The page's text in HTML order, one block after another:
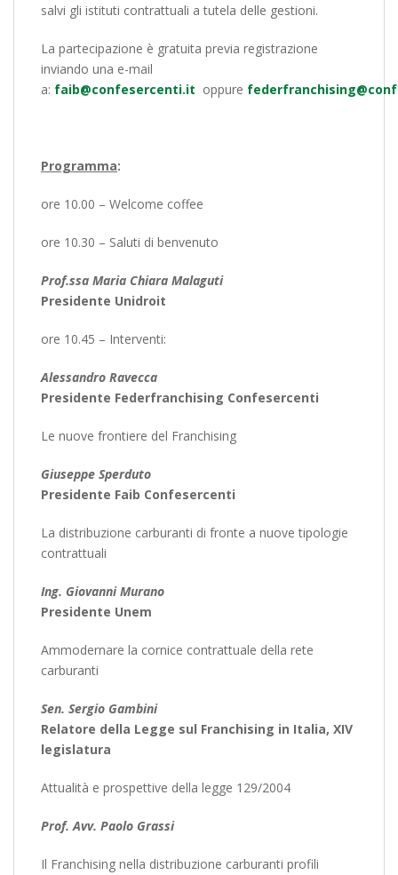
salvi gli istituti contrattuali a tutela delle gestioni.
La partecipazione è gratuita previa registrazione
inviando una e-mail
a: faib@confesercenti.it oppure
Programma:
ore 10.00 – Welcome coffee
ore 10.30 – Saluti di benvenuto
Prof.ssa Maria Chiara Malaguti
Presidente Unidroit
ore 10.45 – Interventi:
Alessandro Ravecca
Presidente Federfranchising Confesercenti
Le nuove frontiere del Franchising
Giuseppe Sperduto
Presidente Faib Confesercenti
La distribuzione carburanti di fronte a nuove tipologie
contrattuali
Ing. Giovanni Murano
Presidente Unem
Ammodernare la cornice contrattuale della rete
carburanti
Sen. Sergio Gambini
Relatore della Legge sul Franchising in Italia, XIV
legislatura
Attualità e prospettive della legge 129/2004
Prof. Avv. Paolo Grassi
Il Franchising nella distribuzione carburanti profili